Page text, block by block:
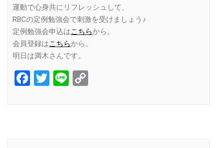
運動で心身共にリフレッシュして、
RBCの定例勉強会で刺激を受けましょう♪
定例勉強会申込はこちらから。
会員登録はこちらから。
明日は満木さんです。
Facebook
Twitter
Line